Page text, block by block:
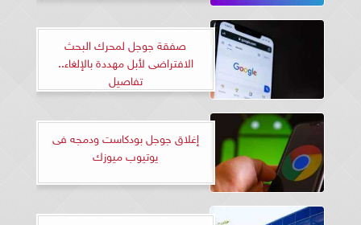
صفقة جوجل لمحرك البحث
الافتراضى لأبل مهددة بالإلغاء..
تفاصيل
إغلاق جوجل بودكاست ودمجه فى
يوتيوب ميوزك